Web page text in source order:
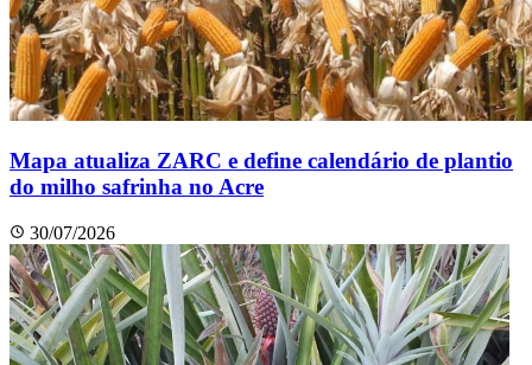
Mapa atualiza ZARC e define calendário de plantio
do milho safrinha no Acre
30/07/2026